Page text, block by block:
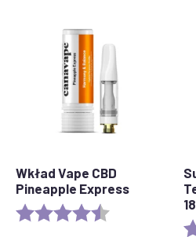
Wkład Vape CBD
Pineapple Express
Ocena: 4.6 out of 5